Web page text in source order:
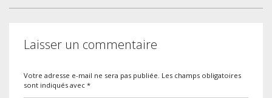
Laisser un commentaire
Votre adresse e-mail ne sera pas publiée. Les champs obligatoires
sont indiqués avec *